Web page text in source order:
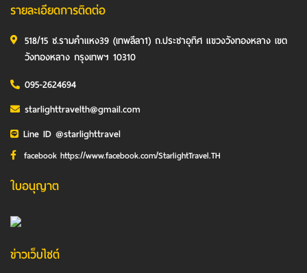
รายละเอียดการติดต่อ
518/15 ซ.รามคำแหง39 (เทพลีลา1) ถ.ประชาอุทิศ แขวงวังทองหลาง เขต
วังทองหลาง กรุงเทพฯ 10310
095-2624694
starlighttravelth@gmail.com
Line ID @starlighttravel
facebook https://www.facebook.com/StarlightTravel.TH
ใบอนุญาต
ข่าวเว็บไซต์